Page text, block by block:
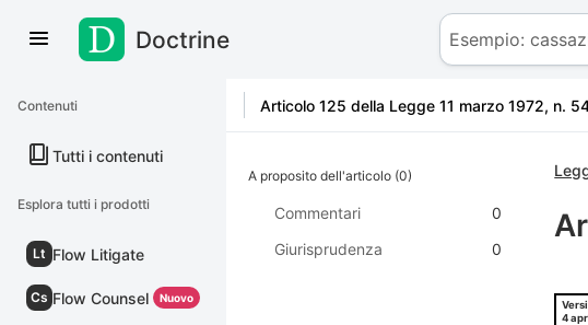
Salta al contenutoDoctrine
Contenuti
Tutti i contenuti
Esplora tutti i prodotti
Lt Flow Litigate
Cs Flow Counsel Nuovo
Articolo 125 della Legge 11 marzo 1972, n.
A proposito dell'articolo (0)
Commentari
0
Giurisprudenza
0
4